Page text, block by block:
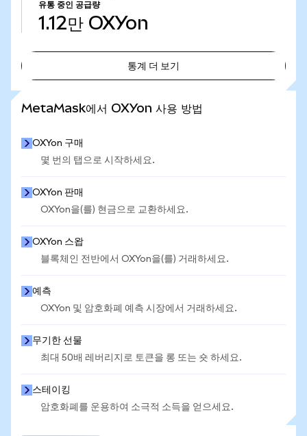
유통 중인 공급량
1.12만 OXYon
통계 더 보기
MetaMask에서 OXYon 사용 방법
OXYon 구매
몇 번의 탭으로 시작하세요.
OXYon 판매
OXYon을(를) 현금으로 교환하세요.
OXYon 스왑
블록체인 전반에서 OXYon을(를) 거래하세요.
예측
OXYon 및 암호화폐 예측 시장에서 거래하세요.
무기한 선물
최대 50배 레버리지로 토큰을 롱 또는 숏 하세요.
스테이킹
암호화폐를 운용하여 소극적 소득을 얻으세요.